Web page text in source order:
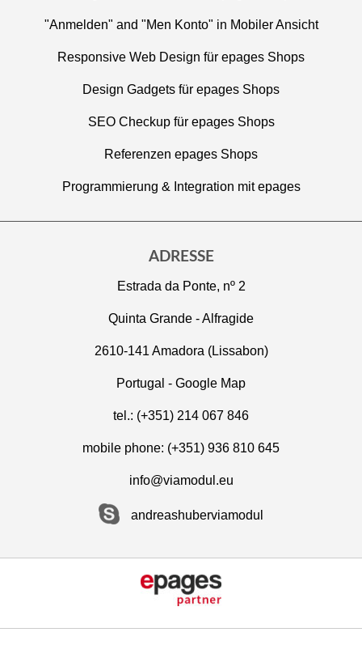
"Anmelden" and "Men Konto" in Mobiler Ansicht
Responsive Web Design für epages Shops
Design Gadgets für epages Shops
SEO Checkup für epages Shops
Referenzen epages Shops
Programmierung & Integration mit epages
ADRESSE
Estrada da Ponte, nº 2
Quinta Grande - Alfragide
2610-141 Amadora (Lissabon)
Portugal - Google Map
tel.: (+351) 214 067 846
mobile phone: (+351) 936 810 645
info@viamodul.eu
andreashuberviamodul